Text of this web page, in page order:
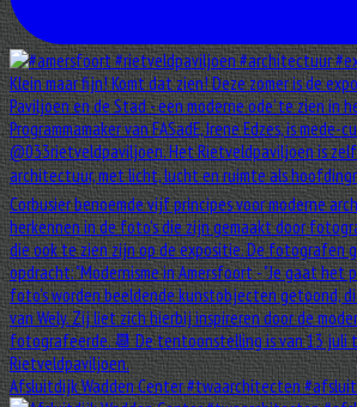
Afsluitdijk Wadden Center #twaarchitecten #afsluit